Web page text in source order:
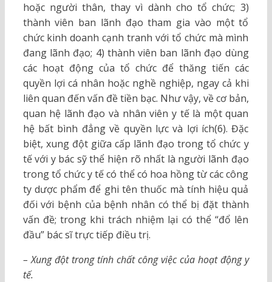
hoặc người thân, thay vì dành cho tổ chức; 3)
thành viên ban lãnh đạo tham gia vào một tổ
chức kinh doanh cạnh tranh với tổ chức mà mình
đang lãnh đạo; 4) thành viên ban lãnh đạo dùng
các hoạt động của tổ chức để thăng tiến các
quyền lợi cá nhân hoặc nghề nghiệp, ngay cả khi
liên quan đến vấn đề tiền bạc. Như vậy, về cơ bản,
quan hệ lãnh đạo và nhân viên y tế là một quan
hệ bất bình đẳng về quyền lực và lợi ích(6). Đặc
biệt, xung đột giữa cấp lãnh đạo trong tổ chức y
tế với y bác sỹ thể hiện rõ nhất là người lãnh đạo
trong tổ chức y tế có thể có hoa hồng từ các công
ty dược phẩm để ghi tên thuốc mà tính hiệu quả
đối với bệnh của bệnh nhân có thể bị đặt thành
vấn đề; trong khi trách nhiệm lại có thể “đổ lên
đầu” bác sĩ trực tiếp điều trị.
– Xung đột trong tính chất công việc của hoạt động y
tế.